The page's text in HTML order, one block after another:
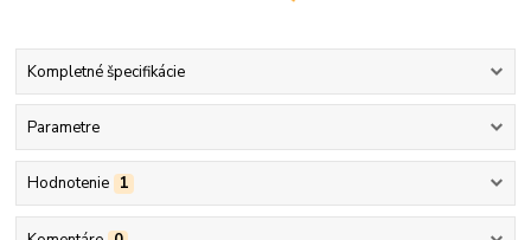
Kompletné špecifikácie
Parametre
Hodnotenie 1